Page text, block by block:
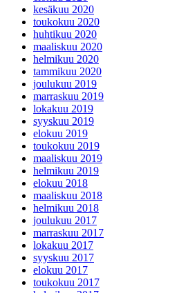
kesäkuu 2020
toukokuu 2020
huhtikuu 2020
maaliskuu 2020
helmikuu 2020
tammikuu 2020
joulukuu 2019
marraskuu 2019
lokakuu 2019
syyskuu 2019
elokuu 2019
toukokuu 2019
maaliskuu 2019
helmikuu 2019
elokuu 2018
maaliskuu 2018
helmikuu 2018
joulukuu 2017
marraskuu 2017
lokakuu 2017
syyskuu 2017
elokuu 2017
toukokuu 2017